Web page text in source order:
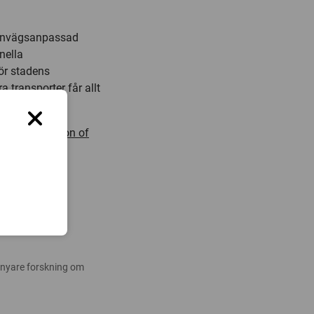
stadens
transporter får allt
the interaction of
forskning om